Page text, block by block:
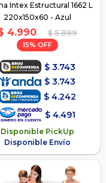
Intex Estructural 1662 L
220x150x60 - Azul
4.990 $ 5.899
15
$ 3.743
$ 3.743
$ 4.242
$ 4.491
Disponible PickUp
Disponible Envío